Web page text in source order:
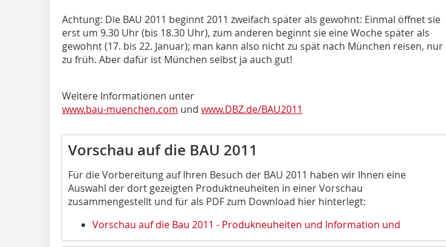
Achtung: Die BAU 2011 beginnt 2011 zweifach später als gewohnt: Einmal öffnet sie
erst um 9.30 Uhr (bis 18.30 Uhr), zum anderen beginnt sie eine Woche später als
gewohnt (17. bis 22. Januar); man kann also nicht zu spät nach München reisen, nur
zu früh. Aber dafür ist München selbst ja auch gut!
Weitere Informationen unter
www.bau-muenchen.com und www.DBZ.de/BAU2011
Vorschau auf die BAU 2011
Für die Vorbereitung auf Ihren Besuch der BAU 2011 haben wir Ihnen eine
Auswahl der dort gezeigten Produktneuheiten in einer Vorschau
zusammengestellt und für als PDF zum Download hier hinterlegt:
Vorschau auf die Bau 2011 - Produkneuheiten und Information und